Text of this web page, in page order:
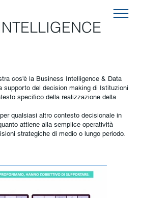
cos'è la Business Intelligence & Data
supporto del decision making di Istituzioni
specifico della realizzazione della
qualsiasi altro contesto decisionale in
attiene alla semplice operatività
strategiche di medio o lungo periodo.